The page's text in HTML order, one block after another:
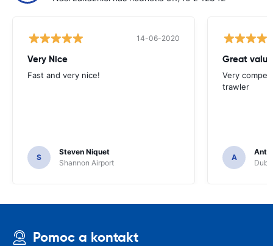
14-06-2020
Very Nice
Fast and very nice!
S
Steven Niquet
Shannon Airport
Great value
Very
trawler
A
Pomoc a kontakt